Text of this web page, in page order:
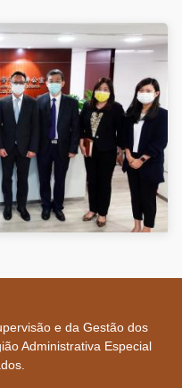
e da Gestão dos
Administrativa Especial